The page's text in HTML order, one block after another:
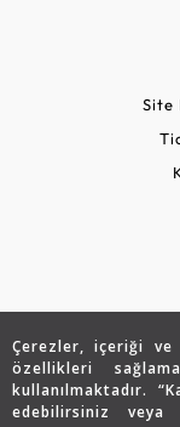
Çerezler, içeriği ve
özellikleri
kullanılmaktadır.
edebilirsiniz veya
Site